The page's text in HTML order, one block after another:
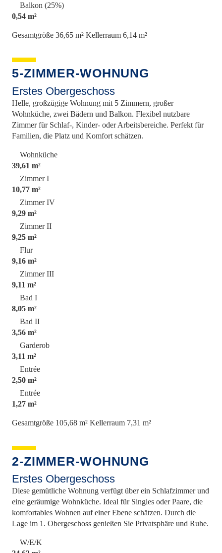
Balkon (25%)
0,54 m²
Gesamtgröße 36,65 m² Kellerraum 6,14 m²
5-ZIMMER-WOHNUNG
Erstes Obergeschoss
Helle, großzügige Wohnung mit 5 Zimmern, großer
Wohnküche, zwei Bädern und Balkon. Flexibel nutzbare
Zimmer für Schlaf-, Kinder- oder Arbeitsbereiche. Perfekt für
Familien, die Platz und Komfort schätzen.
Wohnküche
39,61 m²
Zimmer I
10,77 m²
Zimmer IV
9,29 m²
Zimmer II
9,25 m²
Flur
9,16 m²
Zimmer III
9,11 m²
Bad I
8,05 m²
Bad II
3,56 m²
Garderob
3,11 m²
Entrée
2,50 m²
Entrée
1,27 m²
Gesamtgröße 105,68 m² Kellerraum 7,31 m²
2-ZIMMER-WOHNUNG
Erstes Obergeschoss
Diese gemütliche Wohnung verfügt über ein Schlafzimmer und
eine geräumige Wohnküche. Ideal für Singles oder Paare, die
komfortables Wohnen auf einer Ebene schätzen. Durch die
Lage im 1. Obergeschoss genießen Sie Privatsphäre und Ruhe.
W/E/K